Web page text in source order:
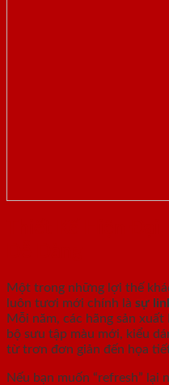
Một trong những lợi thế
luôn tươi mới chính là sự
Mỗi năm, các hãng sản
bộ sưu tập màu mới, kiểu
từ trơn đơn giản đến họa
Nếu bạn muốn “refresh” lại